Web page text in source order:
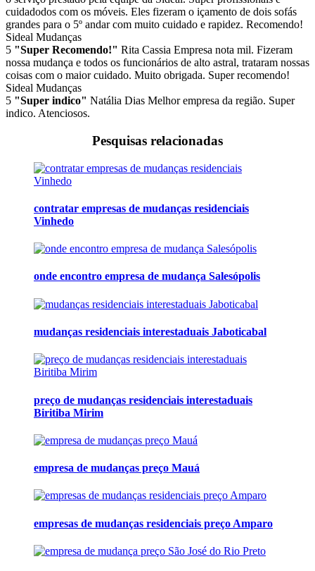
cuidadodos com os móveis. Eles fizeram o içamento de dois sofás
grandes para o 5º andar com muito cuidado e rapidez. Recomendo!
Sideal Mudanças
5 "Super Recomendo!" Rita Cassia Empresa nota mil. Fizeram
nossa mudança e todos os funcionários de alto astral, trataram nossas
coisas com o maior cuidado. Muito obrigada. Super recomendo!
Sideal Mudanças
5 "Super indico" Natália Dias Melhor empresa da região. Super
indico. Atenciosos.
Pesquisas relacionadas
contratar empresas de mudanças residenciais
Vinhedo
onde encontro empresa de mudança Salesópolis
mudanças residenciais interestaduais Jaboticabal
preço de mudanças residenciais interestaduais
Biritiba Mirim
empresa de mudanças preço Mauá
empresas de mudanças residenciais preço Amparo